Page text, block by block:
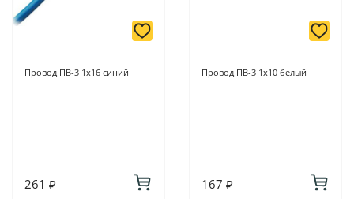
Провод ПВ-3 1х16 синий
261 ₽
Провод ПВ-3 1х10 белый
167 ₽